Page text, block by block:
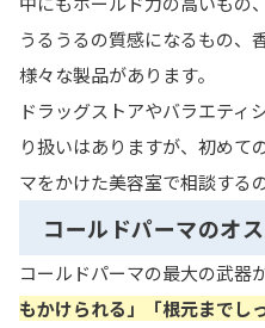
うるうるの質感になるもの、
様々な製品があります。
ドラッグストアやバラエティ
り扱いはありますが、初めて
マをかけた美容室で相談する
コールドパーマのオ
コールドパーマの最大の武器が
もかけられる」
「根元までし